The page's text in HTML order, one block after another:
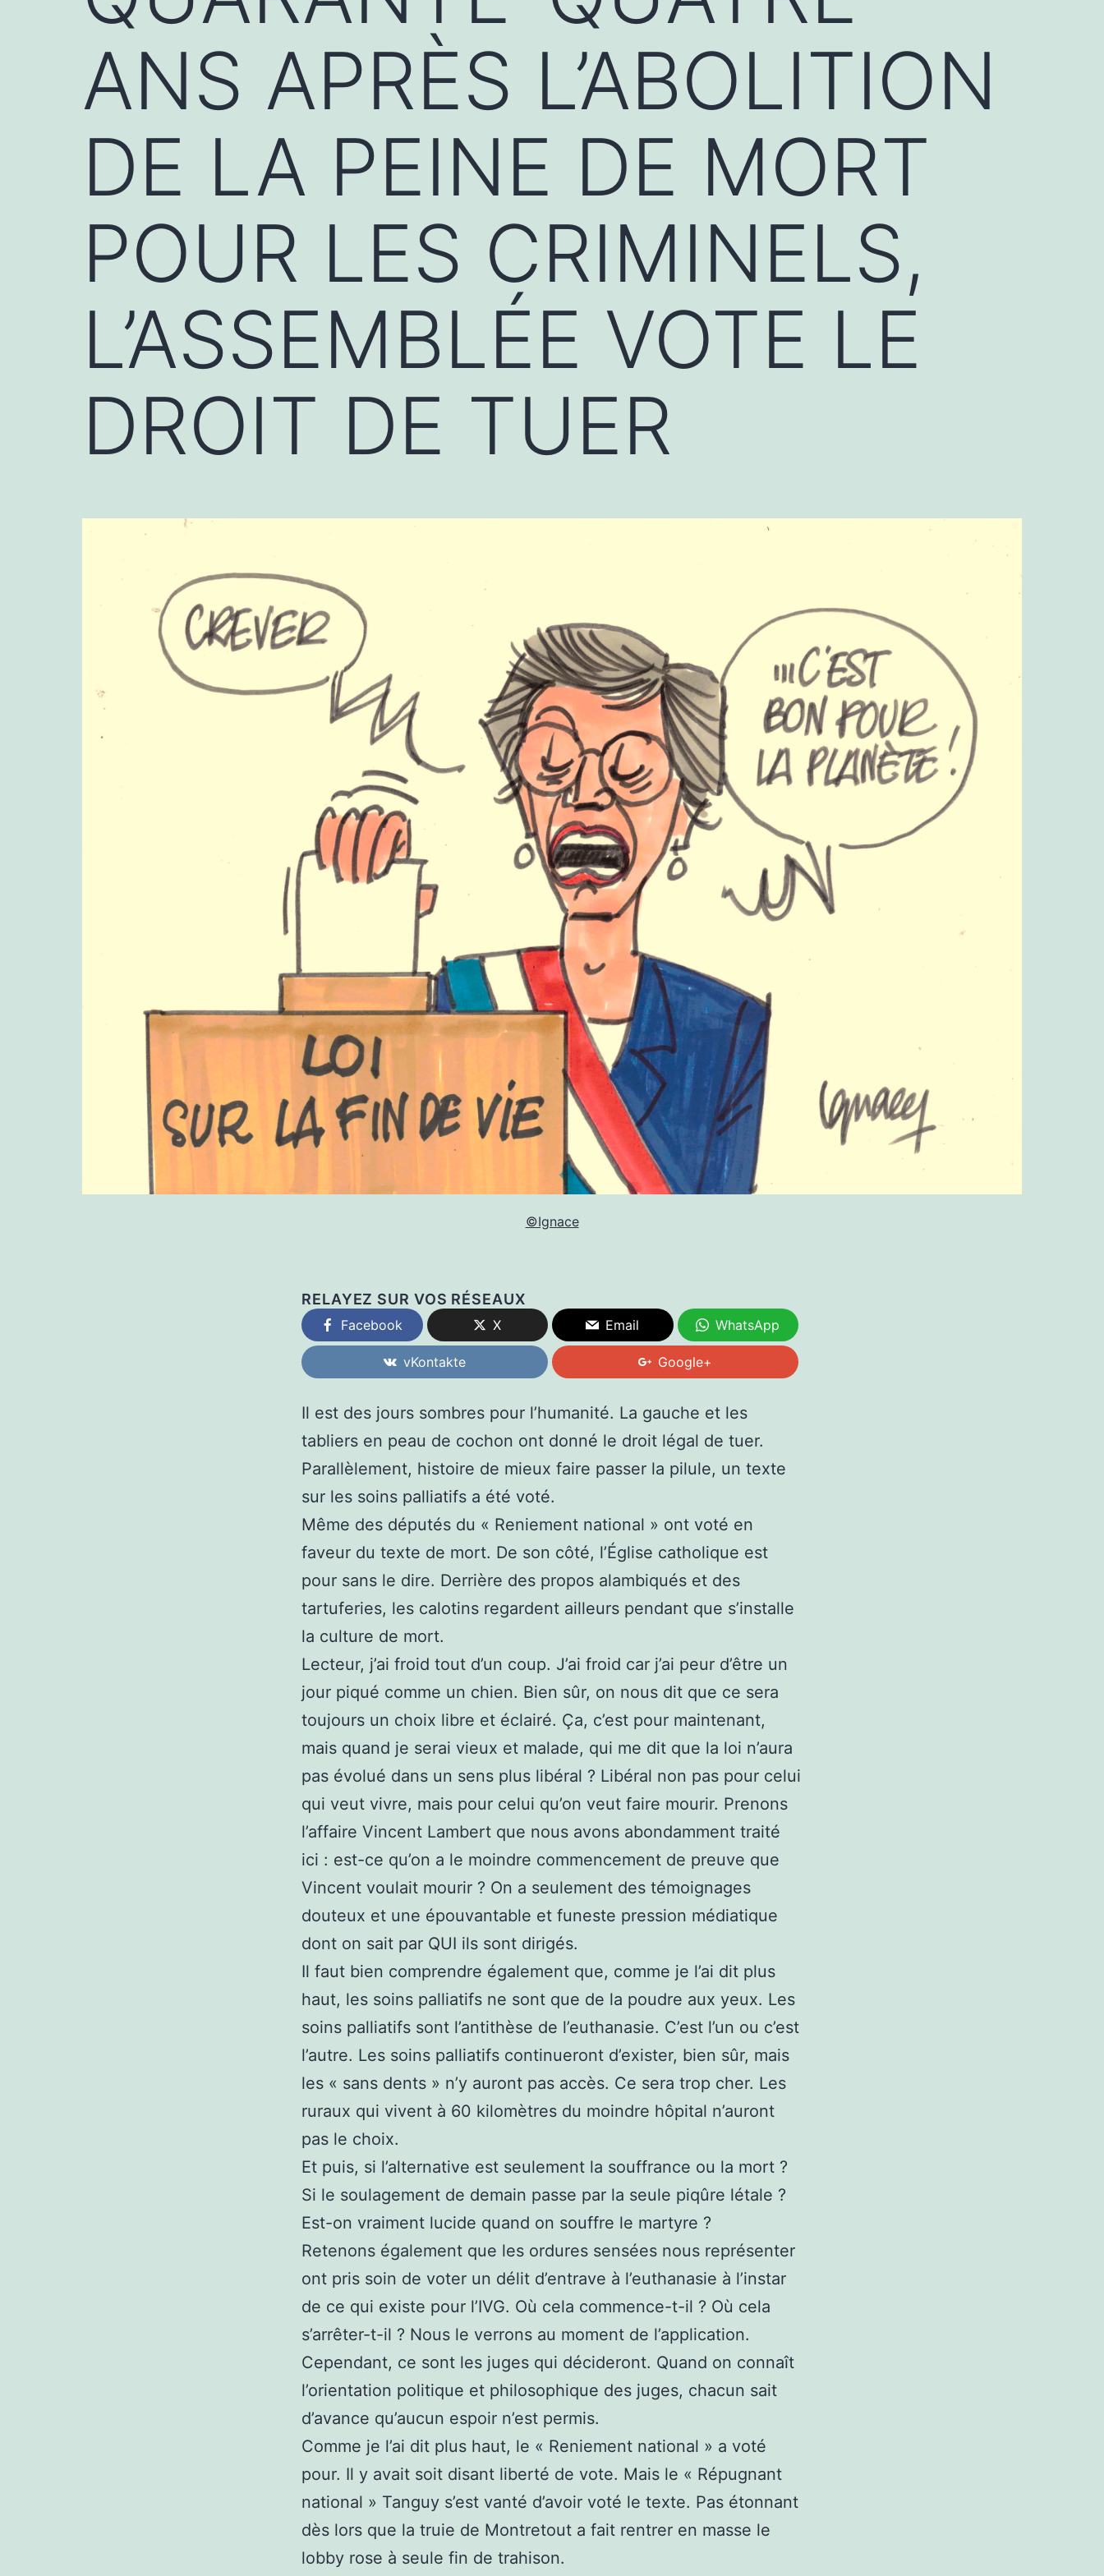
ANS APRÈS L’ABOLITION
DE LA PEINE DE MORT
POUR LES CRIMINELS,
L’ASSEMBLÉE VOTE LE
DROIT DE TUER
©Ignace
RELAYEZ SUR VOS RÉSEAUX
Facebook X Email WhatsApp
vKontakte Google+
Il est des jours sombres pour l’humanité. La gauche et les
tabliers en peau de cochon ont donné le droit légal de tuer.
Parallèlement, histoire de mieux faire passer la pilule, un texte
sur les soins palliatifs a été voté.
Même des députés du « Reniement national » ont voté en
faveur du texte de mort. De son côté, l’Église catholique est
pour sans le dire. Derrière des propos alambiqués et des
tartuferies, les calotins regardent ailleurs pendant que s’installe
la culture de mort.
Lecteur, j’ai froid tout d’un coup. J’ai froid car j’ai peur d’être un
jour piqué comme un chien. Bien sûr, on nous dit que ce sera
toujours un choix libre et éclairé. Ça, c’est pour maintenant,
mais quand je serai vieux et malade, qui me dit que la loi n’aura
pas évolué dans un sens plus libéral ? Libéral non pas pour celui
qui veut vivre, mais pour celui qu’on veut faire mourir. Prenons
l’affaire Vincent Lambert que nous avons abondamment traité
ici : est-ce qu’on a le moindre commencement de preuve que
Vincent voulait mourir ? On a seulement des témoignages
douteux et une épouvantable et funeste pression médiatique
dont on sait par QUI ils sont dirigés.
Il faut bien comprendre également que, comme je l’ai dit plus
haut, les soins palliatifs ne sont que de la poudre aux yeux. Les
soins palliatifs sont l’antithèse de l’euthanasie. C’est l’un ou c’est
l’autre. Les soins palliatifs continueront d’exister, bien sûr, mais
les « sans dents » n’y auront pas accès. Ce sera trop cher. Les
ruraux qui vivent à 60 kilomètres du moindre hôpital n’auront
pas le choix.
Et puis, si l’alternative est seulement la souffrance ou la mort ?
Si le soulagement de demain passe par la seule piqûre létale ?
Est-on vraiment lucide quand on souffre le martyre ?
Retenons également que les ordures sensées nous représenter
ont pris soin de voter un délit d’entrave à l’euthanasie à l’instar
de ce qui existe pour l’IVG. Où cela commence-t-il ? Où cela
s’arrêter-t-il ? Nous le verrons au moment de l’application.
Cependant, ce sont les juges qui décideront. Quand on connaît
l’orientation politique et philosophique des juges, chacun sait
d’avance qu’aucun espoir n’est permis.
Comme je l’ai dit plus haut, le « Reniement national » a voté
pour. Il y avait soit disant liberté de vote. Mais le « Répugnant
national » Tanguy s’est vanté d’avoir voté le texte. Pas étonnant
dès lors que la truie de Montretout a fait rentrer en masse le
lobby rose à seule fin de trahison.